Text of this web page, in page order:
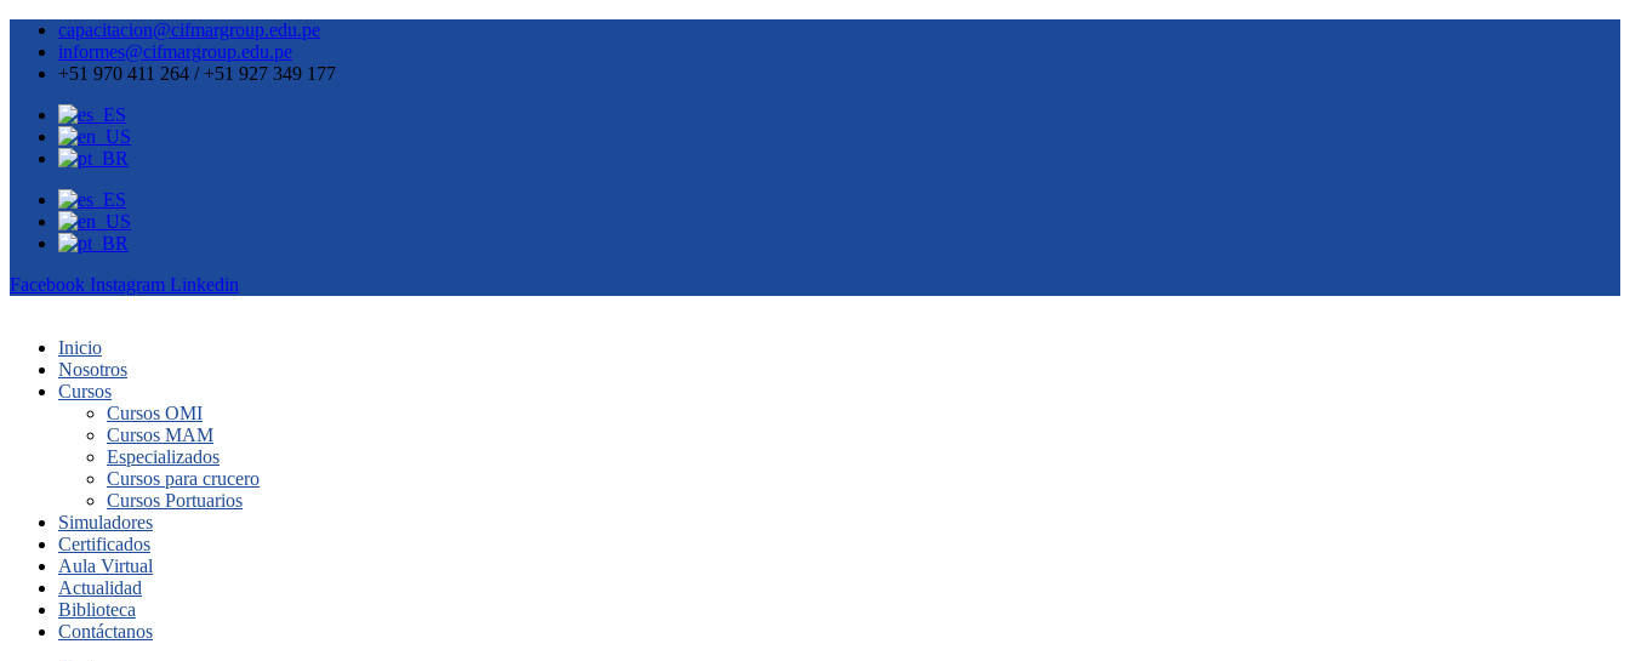
capacitacion@cifmargroup.edu.pe
informes@cifmargroup.edu.pe
+51 970 411 264 / +51 927 349 177
Facebook Instagram Linkedin
Inicio
Nosotros
Cursos
Cursos OMI
Cursos MAM
Especializados
Cursos para crucero
Cursos Portuarios
Simuladores
Certificados
Aula Virtual
Actualidad
Biblioteca
Contáctanos